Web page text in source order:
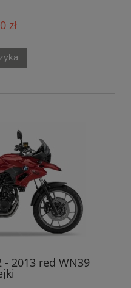
zł
- 2013 red WN39